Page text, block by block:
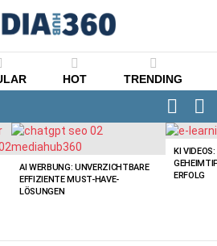
HOT TRENDING
AI WERBUNG: UNVERZICHTBARE
EFFIZIENTE MUST-HAVE-
LÖSUNGEN
KI
ERFOLG